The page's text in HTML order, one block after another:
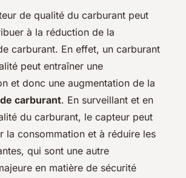
de qualité du carburant peut
à la réduction de la
carburant. En effet, un carburant
peut entraîner une
et donc une augmentation de la
carburant. En surveillant et en
du carburant, le capteur peut
la consommation et à réduire les
qui sont une autre
en matière de sécurité